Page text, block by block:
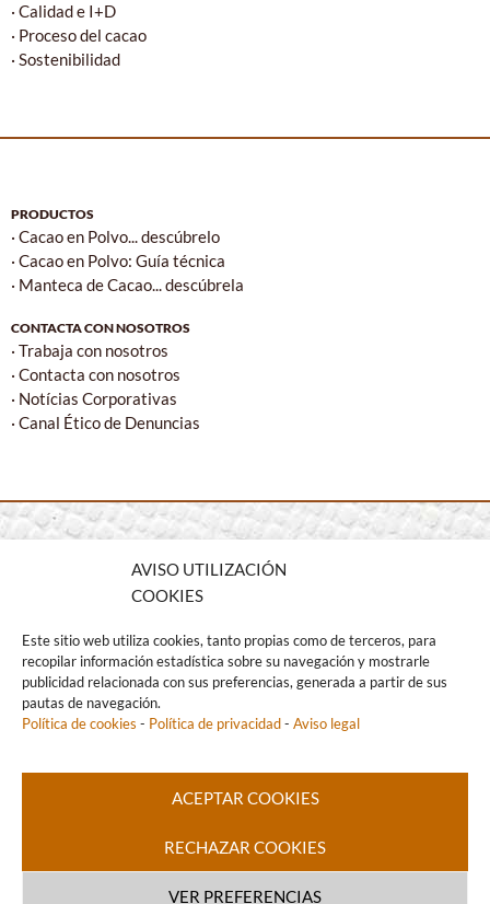
AVISO UTILIZACIÓN
COOKIES
Este sitio web utiliza cookies, tanto propias como de terceros, para
recopilar información estadística sobre su navegación y mostrarle
publicidad relacionada con sus preferencias, generada a partir de sus
pautas de navegación.
Política de cookies - Política de privacidad- Aviso legal
ACEPTAR COOKIES
RECHAZAR COOKIES
VER PREFERENCIAS
· Calidad e I+D
· Proceso del cacao
· Sostenibilidad
PRODUCTOS
· Cacao en Polvo... descúbrelo
· Cacao en Polvo: Guía técnica
· Manteca de Cacao... descúbrela
CONTACTA CON NOSOTROS
· Trabaja con nosotros
· Contacta con nosotros
· Notícias Corporativas
· Canal Ético de Denuncias
Albert Einstein 27 · Pol. Ind. Santa Margarita II
08223 Terrassa (Barcelona) – Spain
T +34 93 736 23 70 · cocoa@indcresa.com
Aviso legal|Política de Privacidad